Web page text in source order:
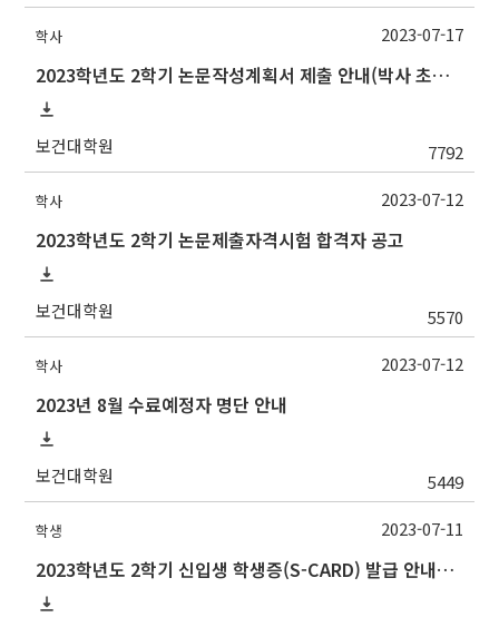
학사
2023학년도 2학기 논문작성계획서 제출 안내(박사 초심 일정 포함)_Thesis Proposal
보건대학원 7792
2023-07-17
학사
2023학년도 2학기 논문제출자격시험 합격자 공고
보건대학원 5570
2023-07-12
학사
2023년 8월 수료예정자 명단 안내
보건대학원 5449
2023-07-12
학생
2023학년도 2학기 신입생 학생증(S-CARD) 발급 안내→출입등록:행정실211호
2023-07-11